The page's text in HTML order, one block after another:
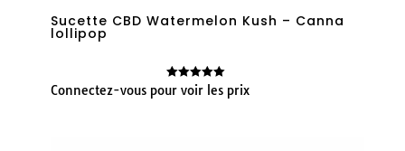
Sucette CBD Watermelon Kush – Canna
lollipop
Note
5.00
Connectez-vous pour voir les prix